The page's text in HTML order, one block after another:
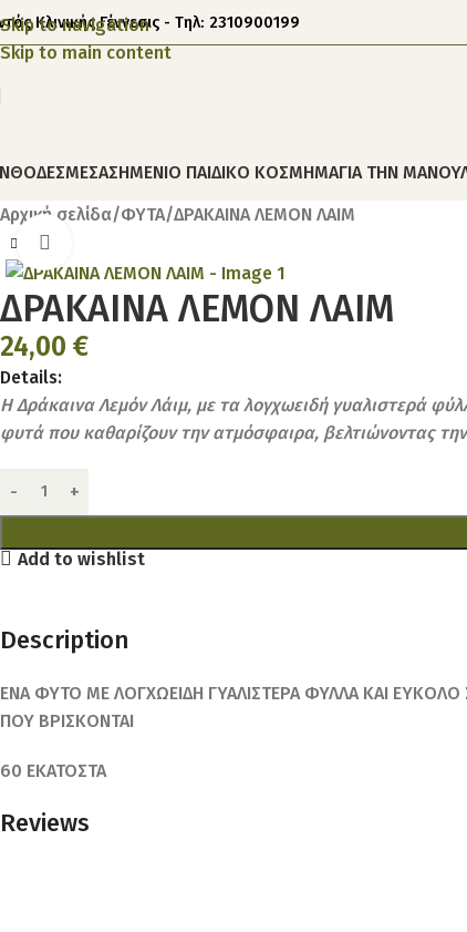
Skip to navigation
Skip to main content
Κλινικής Γέννεσις - Τηλ: 2310900199
ΑΣΗΜΕΝΙΟ ΠΑΙΔΙΚΟ ΚΟΣΜΗΜΑΓΙΑ ΤΗΝ
Αρχική σελίδα ΦΥΤΑ ΔΡΑΚΑΙΝΑ ΛΕΜΟΝ ΛΑΙΜ
ΔΡΑΚΑΙΝΑ ΛΕΜΟΝ ΛΑΙΜ
24,00 €
Details:
Η Δράκαινα Λεμόν Λάιμ, με τα λογχωειδή γυαλιστερά
φυτά που καθαρίζουν την ατμόσφαιρα, βελτιώνοντας
Add to wishlist
Description
ΕΝΑ ΦΥΤΟ ΜΕ ΛΟΓΧΩΕΙΔΗ ΓΥΑΛΙΣΤΕΡΑ ΦΥΛΛΑ ΚΑΙ
ΠΟΥ ΒΡΙΣΚΟΝΤΑΙ
60 ΕΚΑΤΟΣΤΑ
Reviews